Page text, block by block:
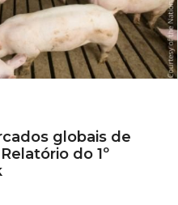
globais de
do 1º